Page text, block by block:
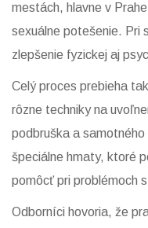
mestách, hlavne v
sexuálne potešenie. Pri
zlepšenie fyzickej aj
Celý proces prebieha
rôzne techniky na
podbruška a
špeciálne hmaty, ktoré
pomôcť pri problémoch
Odborníci hovoria, že